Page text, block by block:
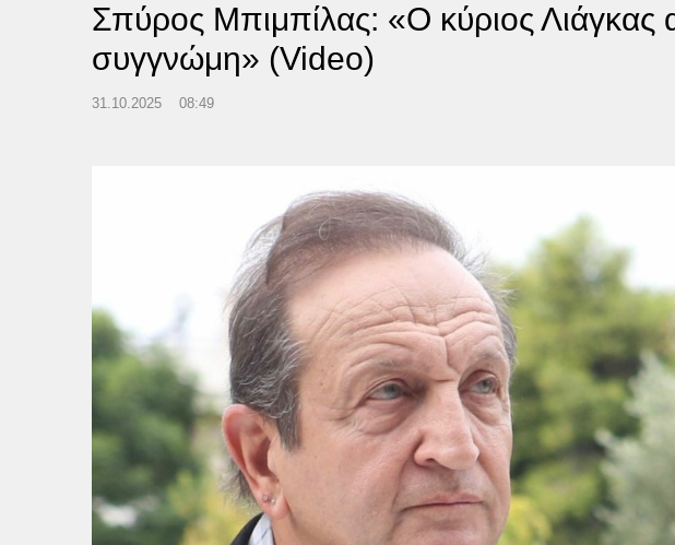
Σπύρος Μπιμπίλας: «Ο κύριος Λιάγκας
συγγνώμη» (Video)
31.10.2025 08:49